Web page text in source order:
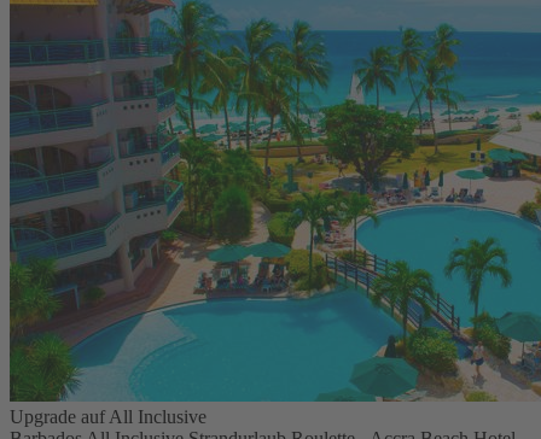
Upgrade auf All Inclusive